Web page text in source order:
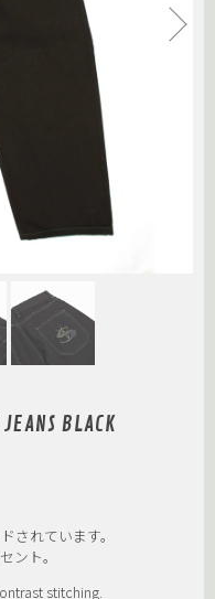
BLACK
されています。
ント。
stitching.